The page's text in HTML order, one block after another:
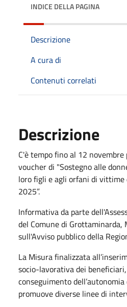
INDICE DELLA PAGINA
Descrizione
A cura di
Contenuti correlati
Descrizione
C'è tempo fino al 12
voucher di "Sostegno alle
loro figli e agli orfani di
2025”.
Informativa da parte
del Comune di Grottaminarda,
sull'Avviso pubblico della
La Misura finalizzata
socio-lavorativa dei
conseguimento
promuove diverse linee di